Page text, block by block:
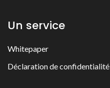
Un service
Whitepaper
Déclaration de confidentialité